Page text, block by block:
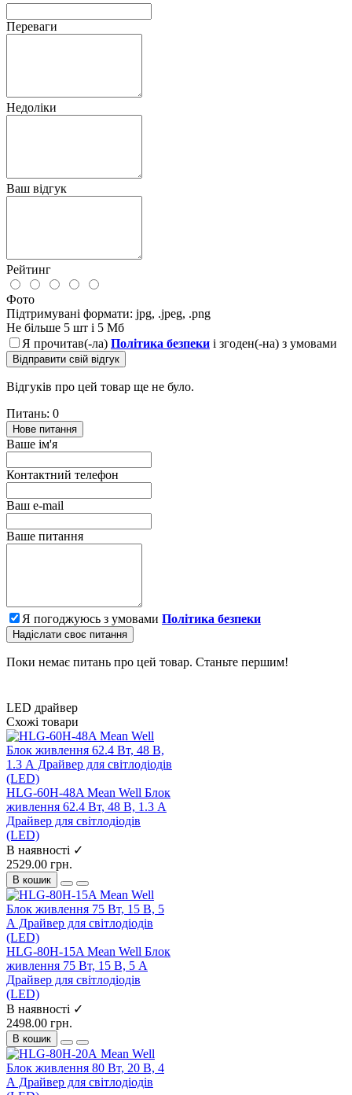
Переваги
Недоліки
Ваш відгук
Рейтинг
Фото
Підтримувані формати: jpg, .jpeg, .png
Не більше 5 шт і 5 Мб
Я прочитав(-ла) Політика безпеки і згоден(-на) з умовами
Відправити свій відгук
Відгуків про цей товар ще не було.
Питань: 0
Нове питання
Ваше ім'я
Контактний телефон
Ваш e-mail
Ваше питання
Я погоджуюсь з умовами Політика безпеки
Надіслати своє питання
Поки немає питань про цей товар. Станьте першим!
LED драйвер
Схожі товари
HLG-60H-48A Mean Well Блок
живлення 62.4 Вт, 48 В, 1.3 А
Драйвер для світлодіодів
(LED)
В наявності ✓
2529.00 грн.
В кошик
HLG-80H-15A Mean Well Блок
живлення 75 Вт, 15 В, 5 А
Драйвер для світлодіодів
(LED)
В наявності ✓
2498.00 грн.
В кошик